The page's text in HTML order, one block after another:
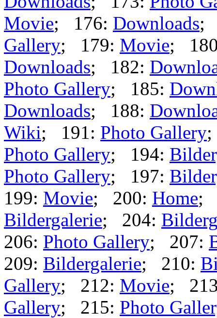
Movie; 176: Downloads;
Gallery; 179: Movie;
Downloads; 182:
Photo Gallery; 185:
Downloads; 188:
Wiki; 191: Photo Gallery
Photo Gallery; 194:
Photo Gallery; 197:
199: Movie; 200: Home;
Bildergalerie; 204:
206: Photo Gallery; 207:
209: Bildergalerie; 210:
Gallery; 212: Movie;
Gallery; 215: Photo